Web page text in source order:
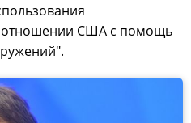
отношении США с помощь